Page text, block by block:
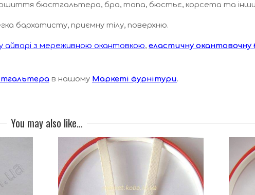
бюстгальтера, бра, топа, бюстьє, корсета та
бархатисту, приємну тілу, поверхню.
айворі з мереживною окантовкою, еластичну окантовочну
в нашому Маркеті фурнітури.
You may also like…